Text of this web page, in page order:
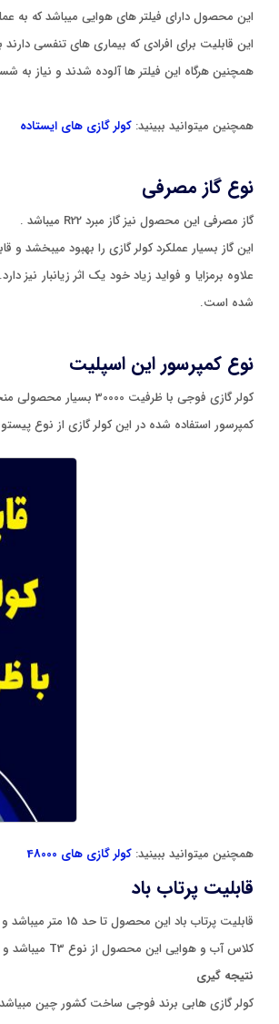
این محصول دارای فیلتر های هوایی میباشد که به
این قابلیت برای افرادی که بیماری های تنفسی
همچنین هرگاه این فیلتر ها آلوده شدند و نیاز
همچنین میتوانید ببینید: کولر گازی های ایستاده
نوع گاز مصرفی
گاز مصرفی این محصول نیز گاز مبرد R22 میباشد .
این گاز بسیار عملکرد کولر گازی را بهبود میبخشد
شده است.
نوع کمپرسور این اسپلیت
کولر گازی فوجی با ظرفیت 30000 بسیار محصولی منحصر بفرد و عالی میباشد که به شما توصیه میکنیم حتما هنگام انتخاب این محصول را در نظر بگیرید.
کمپرسور استفاده شده در این کولر گازی از نوع
همچنین میتوانید ببینید: کولر گازی های 48000
قابلیت پرتاب باد
قابلیت پرتاب باد این محصول تا حد 15 متر میباشد و طبق ظرفیتی که این محصول دارد میتوان آن را برای فضاهایی با متراز بالا استفاده نمود به عنوان مثال برای فضاهایی بالاتر از متراز 100 متر مربع نیز مناسب میباشد .
کلاس آب و هوایی این محصول از نوع T3 میباشد و مناسب مناطق بسیار گرم میباشد.
نتیجه گیری
کولر گازی هابی برند فوجی ساخت کشور چین مبیاشد